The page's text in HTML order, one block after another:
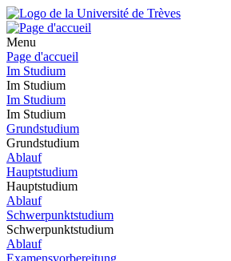
Menu
Page d'accueil
Im Studium
Im Studium
Im Studium
Im Studium
Grundstudium
Grundstudium
Ablauf
Hauptstudium
Hauptstudium
Ablauf
Schwerpunktstudium
Schwerpunktstudium
Ablauf
Examensvorbereitung